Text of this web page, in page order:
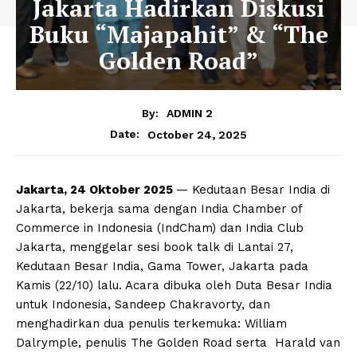
Jakarta Hadirkan Diskusi
Buku “Majapahit” & “The
Golden Road”
By:
ADMIN 2
Date:
October 24, 2025
Jakarta, 24 Oktober 2025 — Kedutaan Besar India di
Jakarta, bekerja sama dengan India Chamber of
Commerce in Indonesia (IndCham) dan India Club
Jakarta, menggelar sesi book talk di Lantai 27,
Kedutaan Besar India, Gama Tower, Jakarta pada
Kamis (22/10) lalu. Acara dibuka oleh Duta Besar India
untuk Indonesia, Sandeep Chakravorty, dan
menghadirkan dua penulis terkemuka: William
Dalrymple, penulis The Golden Road serta Harald van